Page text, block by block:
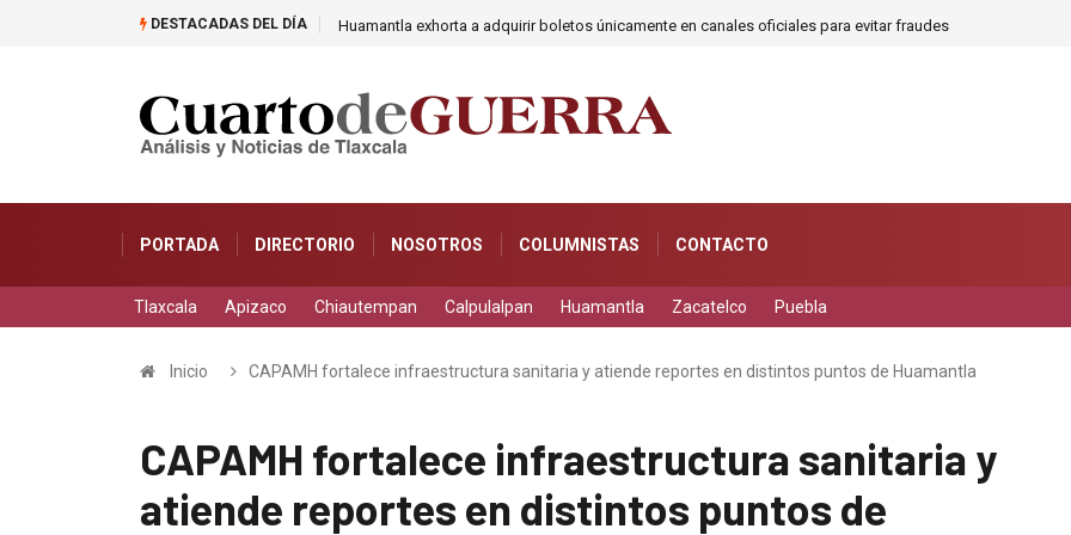
DESTACADAS DEL DÍA La UATx propicia la reflexión sobre los nuevos desafíos del acompañamiento tutorial por parte del docente
PORTADA DIRECTORIO NOSOTROS COLUMNISTAS CONTACTO
Tlaxcala Apizaco Chiautempan Calpulalpan Huamantla Zacatelco Puebla
Inicio CAPAMH fortalece infraestructura sanitaria y atiende reportes en distintos puntos de Huamantla
CAPAMH fortalece infraestructura sanitaria y
atiende reportes en distintos puntos de